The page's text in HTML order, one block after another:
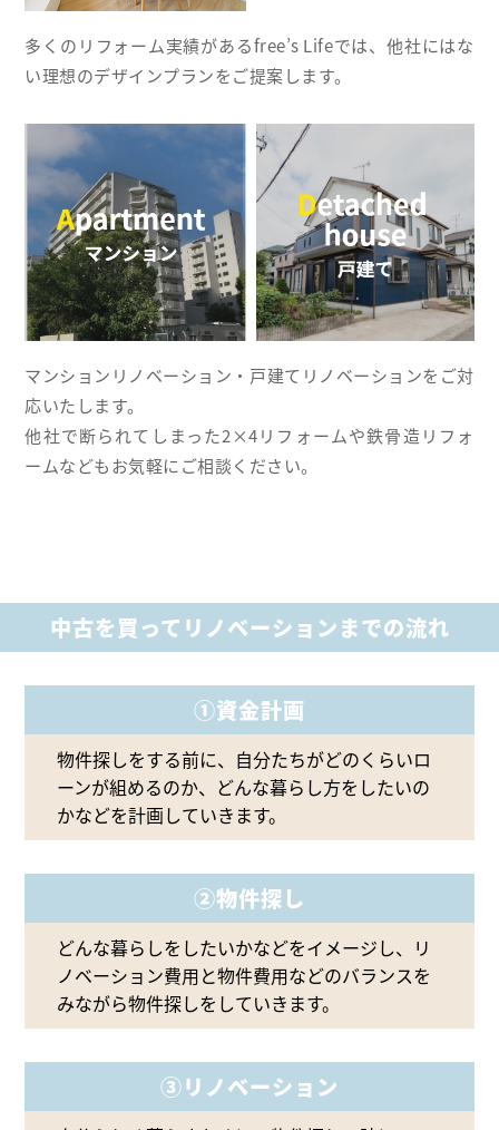
多くのリフォーム実績があるfree’s Lifeでは、他社にはな
い理想のデザインプランをご提案します。
マンションリノベーション・戸建てリノベーションをご対
応いたします。
他社で断られてしまった2×4リフォームや鉄骨造リフォ
ームなどもお気軽にご相談ください。
中古を買ってリノベーションまでの流れ
①資金計画
物件探しをする前に、自分たちがどのくらいロ
ーンが組めるのか、どんな暮らし方をしたいの
かなどを計画していきます。
②物件探し
どんな暮らしをしたいかなどをイメージし、リ
ノベーション費用と物件費用などのバランスを
みながら物件探しをしていきます。
③リノベーション